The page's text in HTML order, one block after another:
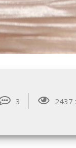
3 2437